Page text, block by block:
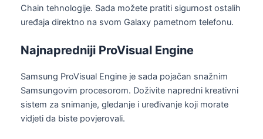
Chain tehnologije. Sada možete pratiti sigurnost ostalih
uređaja direktno na svom Galaxy pametnom telefonu.
Najnapredniji ProVisual Engine
Samsung ProVisual Engine je sada pojačan snažnim
Samsungovim procesorom. Doživite napredni kreativni
sistem za snimanje, gledanje i uređivanje koji morate
vidjeti da biste povjerovali.